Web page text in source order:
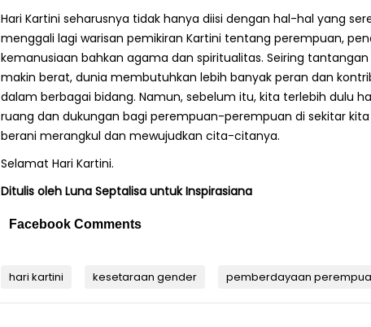
Hari Kartini seharusnya tidak hanya diisi dengan hal-hal yang
menggali lagi warisan pemikiran Kartini tentang perempuan,
kemanusiaan bahkan agama dan spiritualitas. Seiring
makin berat, dunia membutuhkan lebih banyak peran dan
dalam berbagai bidang. Namun, sebelum itu, kita terlebih dulu
ruang dan dukungan bagi perempuan-perempuan di sekitar
berani merangkul dan mewujudkan cita-citanya.
Selamat Hari Kartini.
Ditulis oleh Luna Septalisa untuk Inspirasiana
Facebook Comments
hari kartini kesetaraan gender pemberdayaan